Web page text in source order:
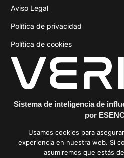
Aviso Legal
Política de privacidad
Política de cookies
Sistema de inteligencia de
por
https://
Usamos cookies para
experiencia en nuestra web. Si
asumiremos que estás